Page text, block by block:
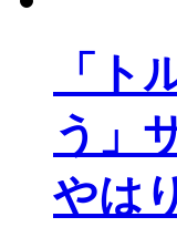
「ト
う」
やは